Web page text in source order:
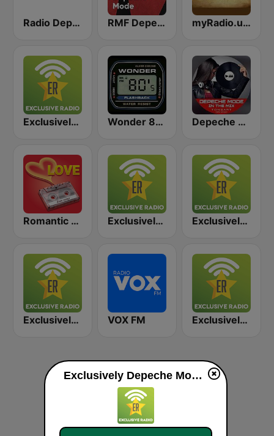
Radio Depeche Mode RMF Depeche Mode myRadio.ua - Depeche Mode
Exclusively Dire Straits Wonder 80's Depeche Mode In The Mix
Romantic Vibes Exclusively Pink Floyd Exclusively The Cure
Exclusively U2 VOX FM Exclusively Sting
Exclusively Depeche Mode у прямому ефір